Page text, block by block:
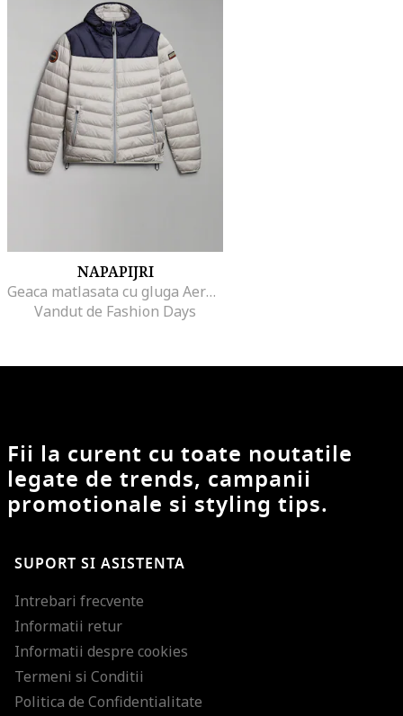
NAPAPIJRI
Geaca matlasata cu gluga Aerons, Gri
Vandut de Fashion Days
Fii la curent cu toate noutatile
legate de trends, campanii
promotionale si styling tips.
SUPORT SI ASISTENTA
Intrebari frecvente
Informatii retur
Informatii despre cookies
Termeni si Conditii
Politica de Confidentialitate